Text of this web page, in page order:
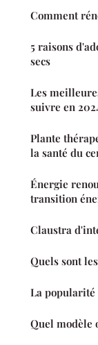
Comment
5 raisons
secs
Les
suivre en
Plante
la santé du
Énergie
transition
Claustra
Quels sont
La popularité
Quel modèle